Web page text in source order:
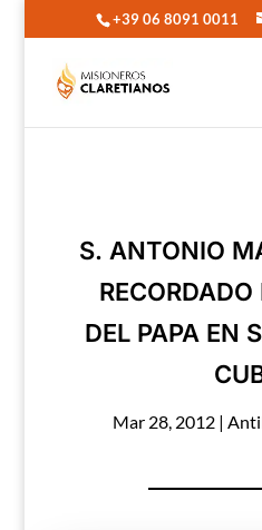
+39 06 8091 0011
S. ANTONIO
DEL PAPA EN
Mar 28, 2012 |